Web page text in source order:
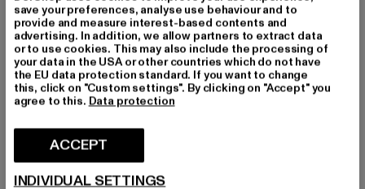
FLEXFIT
Wooly Combed
14,99 EUR
Prix courant: 14,99 EUR
FLEXFIT
Wooly Combed
14,99 EUR
Prix courant: 14,99 EUR
save your preferences, analyse use behaviour and to
provide and measure interest-based contents and
advertising. In addition, we allow partners to extract data
or to use cookies. This may also include the processing of
your data in the USA or other countries which do not have
the EU data protection standard. If you want to change
this, click on "Custom settings". By clicking on "Accept" you
agree to this. Data protection
ACCEPT
INDIVIDUAL SETTINGS